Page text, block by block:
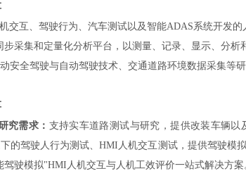
交互、驾驶行为、汽车测试以及智能ADAS系统开发
步采集和定量化分析平台，以测量、记录、显示、分
安全驾驶与自动驾驶技术、交通道路环境数据采集等
究需求： 支持实车道路测试与研究，提供改装车辆
的驾驶人行为测试、HMI人机交互测试，提供驾驶模
驾驶模拟"HMI人机交互与人机工效评价一站式解决方案